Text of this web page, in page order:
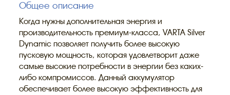
Общее описание
Когда нужны дополнительная энергия и
производительность премиум-класса, VARTA Silver
Dynamic позволяет получить более высокую
пусковую мощность, которая удовлетворит даже
самые высокие потребности в энергии без каких-
либо компромиссов. Данный аккумулятор
обеспечивает более высокую эффективность для